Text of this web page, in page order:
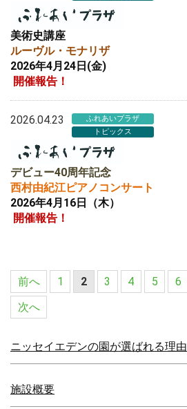
美術史講座
ルーヴル・モナリザ
2026年4月24日(金)
開催報告！
2026.04.23
ふれあいプラザ
トピックス
デビュー40周年記念
西村由紀江ピアノコンサート
2026年4月16日（木）
開催報告！
前へ 1 2 3 4 5 6
次へ
ニッセイエデンの園が選ばれる理由
施設概要